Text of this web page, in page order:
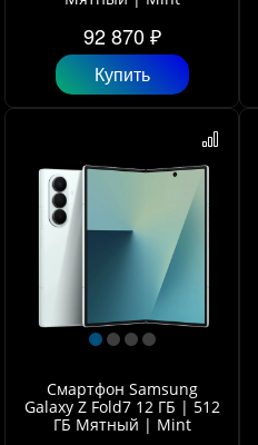
92 870 ₽
Купить
Смартфон Samsung
Galaxy Z Fold7 12 ГБ | 512
ГБ Мятный | Mint